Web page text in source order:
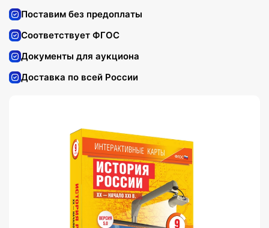
Поставим без предоплаты
Соответствует ФГОС
Документы для аукциона
Доставка по всей России